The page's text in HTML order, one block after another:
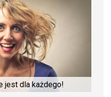
jest dla każdego!